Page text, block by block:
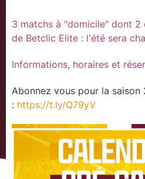
3 matchs à "domicile" dont
de Betclic Elite : l'été sera
Informations, horaires et
Abonnez vous pour la
: https://t.ly/Q79yV